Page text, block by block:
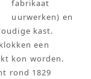
fabrikaat
uurwerken) en
kast.
een
kon worden.
rond 1829